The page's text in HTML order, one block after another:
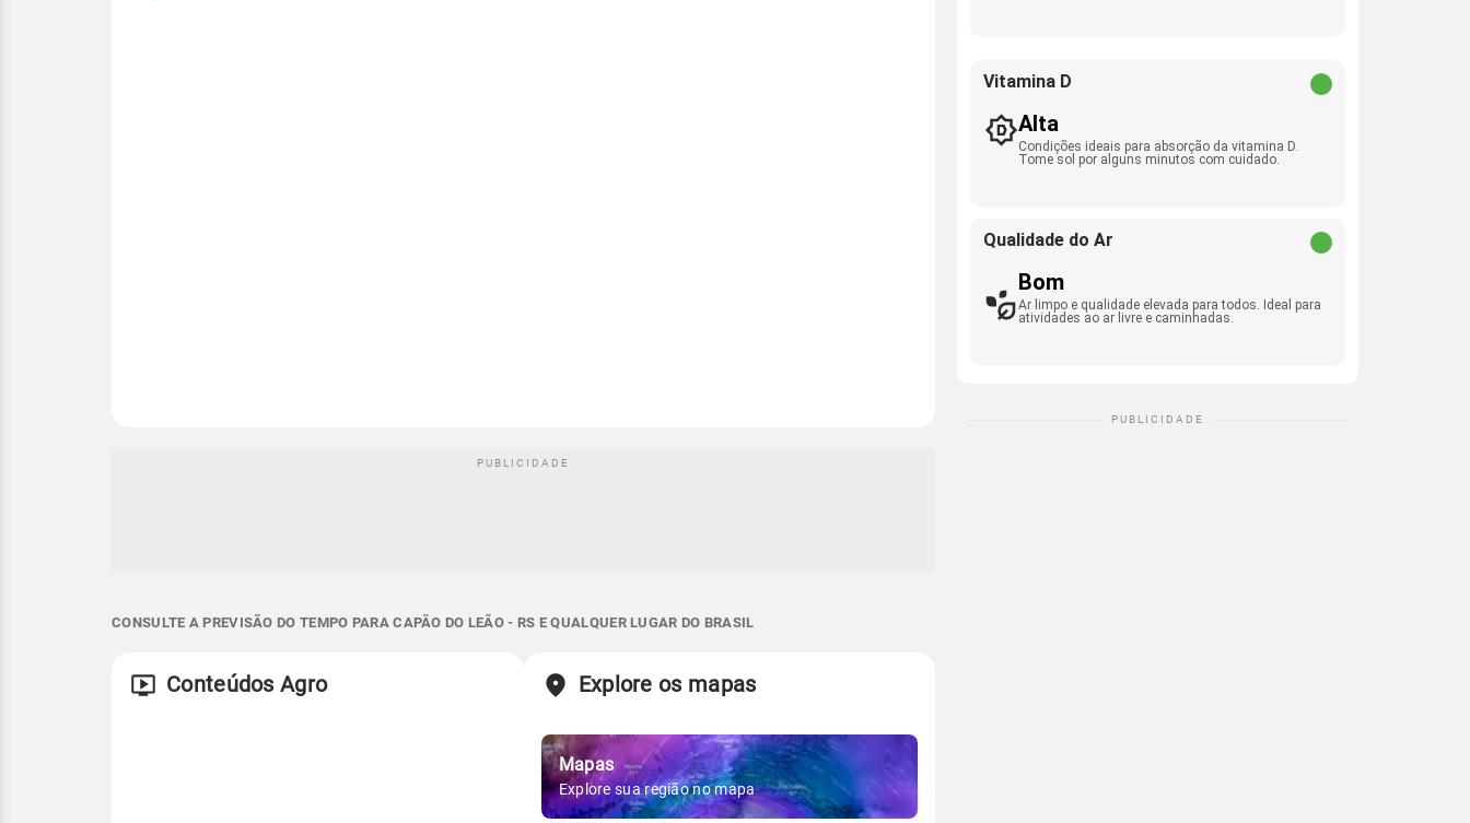
CONSULTE A PREVISÃO DO TEMPO PARA CAPÃO DO LEÃO - RS E QUALQUER LUGAR DO BRASIL
Conteúdos Agro Explore os mapas
Mapas
Explore sua região no mapa
Vitamina D
Alta
Condições ideais para absorção da vitamina D.
Tome sol por alguns minutos com cuidado.
Qualidade do Ar
Bom
Ar limpo e qualidade elevada para todos. Ideal para
atividades ao ar livre e caminhadas.